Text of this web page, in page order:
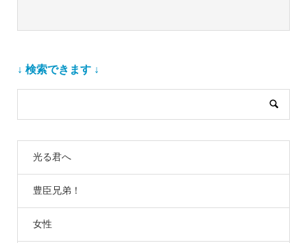
↓ 検索できます ↓
光る君へ
豊臣兄弟！
女性